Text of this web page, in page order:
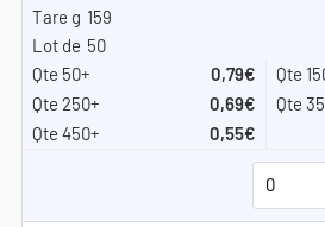
159
50
0,79€
0,69€
0,55€